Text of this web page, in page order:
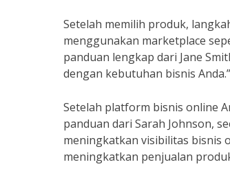
Setelah memilih produk,
menggunakan marketplace
panduan lengkap dari Jane
dengan kebutuhan bisnis Anda.”
Setelah platform bisnis online
panduan dari Sarah Johnson,
meningkatkan visibilitas bisnis
meningkatkan penjualan